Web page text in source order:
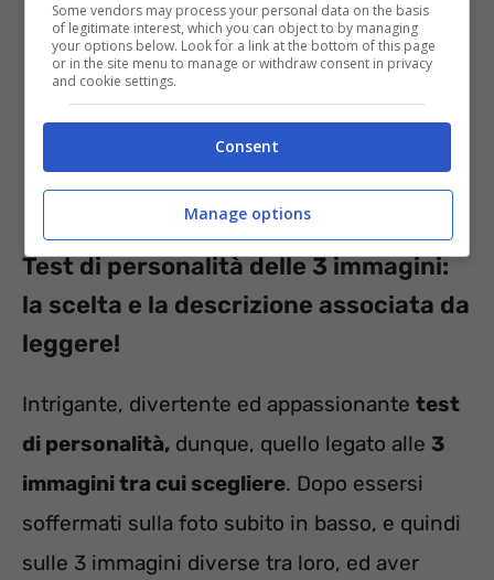
Test di personalità delle 3 immagini:
la scelta e la descrizione associata da
leggere!
Intrigante, divertente ed appassionante test
di personalità, dunque, quello legato alle 3
immagini tra cui scegliere. Dopo essersi
soffermati sulla foto subito in basso, e quindi
sulle 3 immagini diverse tra loro, ed aver
Some vendors may process your personal data on the basis
of legitimate interest, which you can object to by managing
your options below. Look for a link at the bottom of this page
or in the site menu to manage or withdraw consent in privacy
and cookie settings.
Consent
Manage options